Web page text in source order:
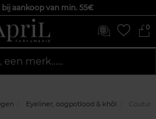
bij aankoop van min. 55€
0
merk…...
Eyeliner, oogpotlood & khôl Couture